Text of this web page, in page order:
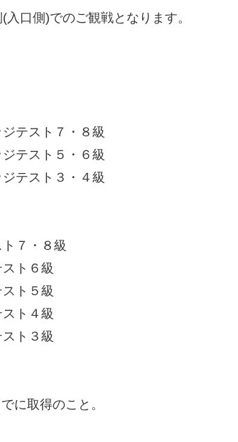
口側)でのご観戦となります。
テスト７・８級
テスト５・６級
テスト３・４級
７・８級
ト６級
ト５級
ト４級
ト３級
に取得のこと。